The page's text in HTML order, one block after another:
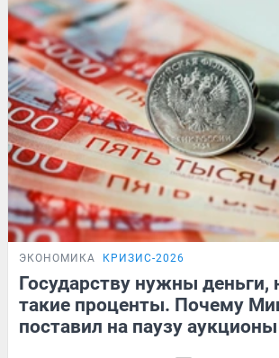
ЭКОНОМИКА КРИЗИС-2026
Государству нужны деньги,
такие проценты. Почему
поставил на паузу